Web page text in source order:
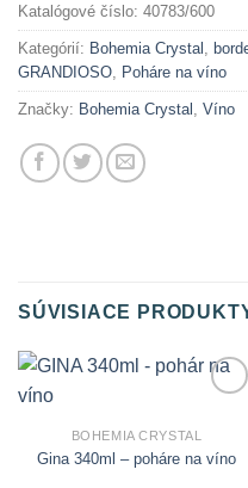
Katalógové číslo: 40783/600
Kategórií: Bohemia Crystal
GRANDIOSO
Poháre na víno
Značky: Bohemia Crystal Víno
SÚVISIACE
BOHEMIA CRYSTAL
Gina 340ml – poháre na víno